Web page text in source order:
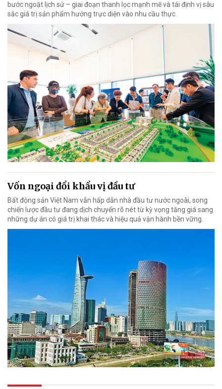
bước ngoặt lịch sử – giai đoạn thanh lọc mạnh mẽ và tái định vị sâu
sắc giá trị sản phẩm hướng trực diện vào nhu cầu thực.
Vốn ngoại đổi khẩu vị đầu tư
Bất động sản Việt Nam vẫn hấp dẫn nhà đầu tư nước ngoài, song
chiến lược đầu tư đang dịch chuyển rõ nét từ kỳ vọng tăng giá sang
những dự án có giá trị khai thác và hiệu quả vận hành bền vững.